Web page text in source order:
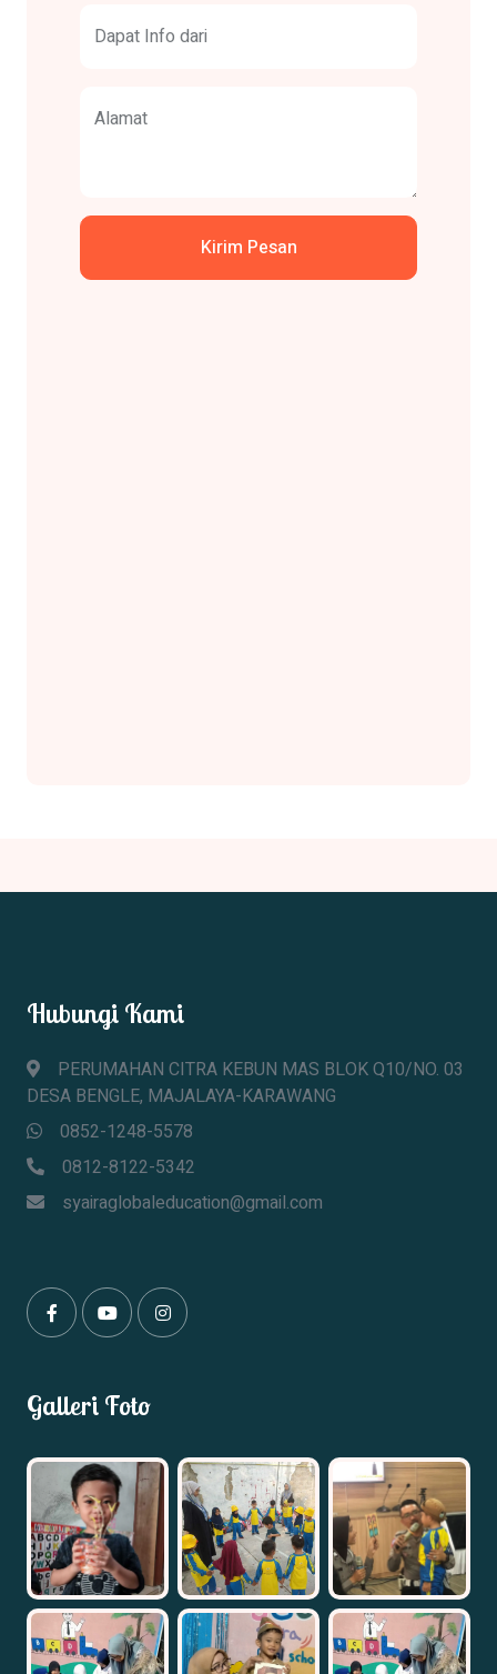
Dapat Info dari
Alamat
Kirim Pesan
Hubungi Kami
PERUMAHAN CITRA KEBUN MAS BLOK Q10/NO. 03
DESA BENGLE, MAJALAYA-KARAWANG
0852-1248-5578
0812-8122-5342
syairaglobaleducation@gmail.com
Galleri Foto